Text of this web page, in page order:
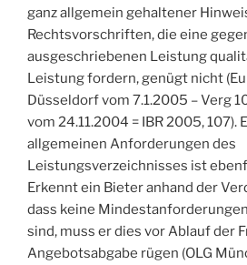
ganz allgemein gehaltener
Rechtsvorschriften, die eine
ausgeschriebenen Leistung
Leistung fordern, genügt nicht
Düsseldorf vom 7.1.2005 – Verg
vom 24.11.2004 = IBR 2005, 107).
allgemeinen Anforderungen des
Leistungsverzeichnisses ist
Erkennt ein Bieter anhand der
dass keine
sind, muss er dies vor Ablauf der
Angebotsabgabe rügen (OLG